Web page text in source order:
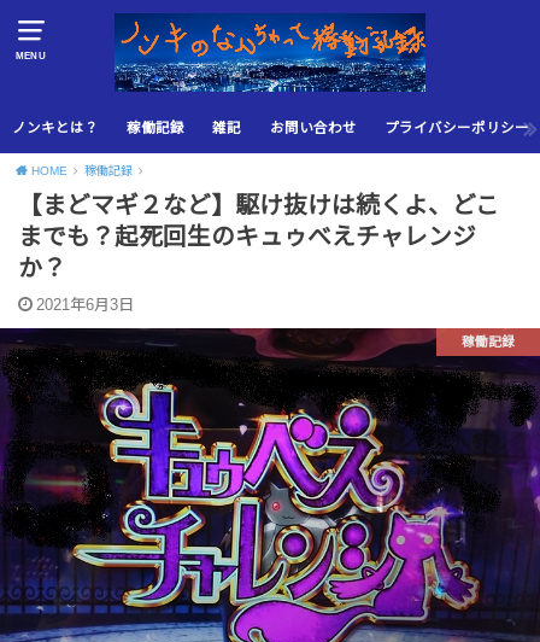
MENU
ノンキとは？ 稼働記録 雑記 お問い合わせ プライバシーポリシー
HOME 稼働記録
【まどマギ２など】駆け抜けは続くよ、どこ
までも？起死回生のキュゥべえチャレンジ
か？
2021年6月3日
稼働記録